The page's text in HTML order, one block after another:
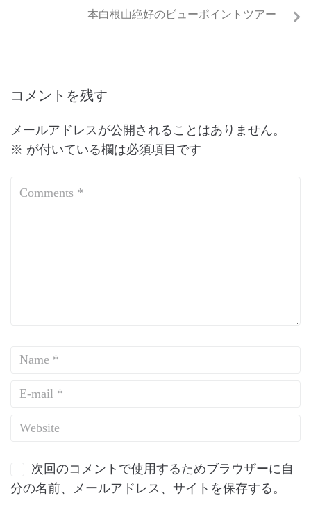
本白根山絶好のビューポイントツアー
コメントを残す
メールアドレスが公開されることはありません。
※ が付いている欄は必須項目です
次回のコメントで使用するためブラウザーに自
分の名前、メールアドレス、サイトを保存する。